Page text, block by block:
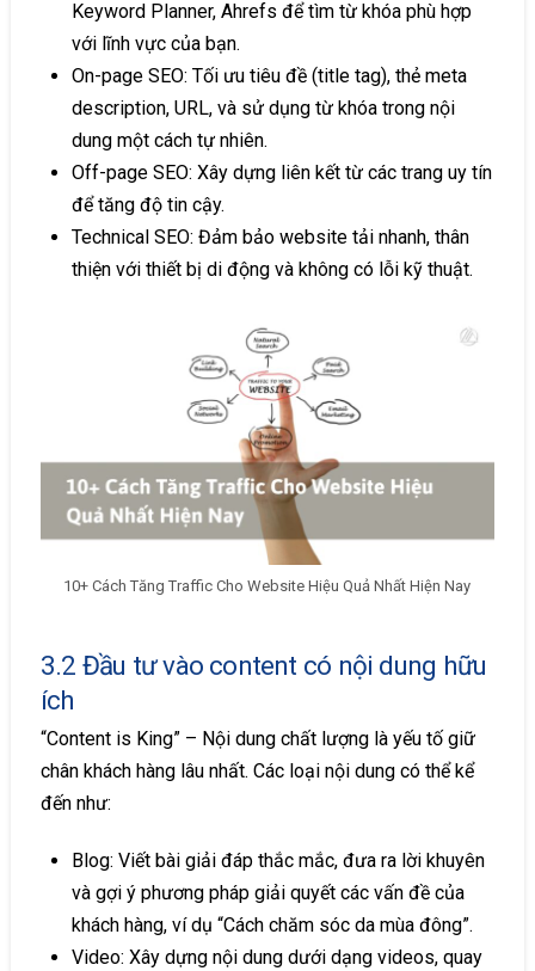
Keyword Planner, Ahrefs để tìm từ khóa phù hợp
với lĩnh vực của bạn.
On-page SEO: Tối ưu tiêu đề (title tag), thẻ meta
description, URL, và sử dụng từ khóa trong nội
dung một cách tự nhiên.
Off-page SEO: Xây dựng liên kết từ các trang uy tín
để tăng độ tin cậy.
Technical SEO: Đảm bảo website tải nhanh, thân
thiện với thiết bị di động và không có lỗi kỹ thuật.
10+ Cách Tăng Traffic Cho Website Hiệu Quả Nhất Hiện Nay
3.2 Đầu tư vào content có nội dung hữu
ích
“Content is King” – Nội dung chất lượng là yếu tố giữ
chân khách hàng lâu nhất. Các loại nội dung có thể kể
đến như:
Blog: Viết bài giải đáp thắc mắc, đưa ra lời khuyên
và gợi ý phương pháp giải quyết các vấn đề của
khách hàng, ví dụ “Cách chăm sóc da mùa đông”.
Video: Xây dựng nội dung dưới dạng videos, quay